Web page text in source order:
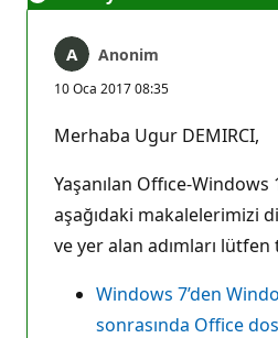
Anonim
10 Oca 2017 08:35
Merhaba Ugur DEMIRCI,
Yaşanılan Offıce-Windows
aşağıdaki makalelerimizi
ve yer alan adımları lütfen
Windows 7’den
sonrasında Office